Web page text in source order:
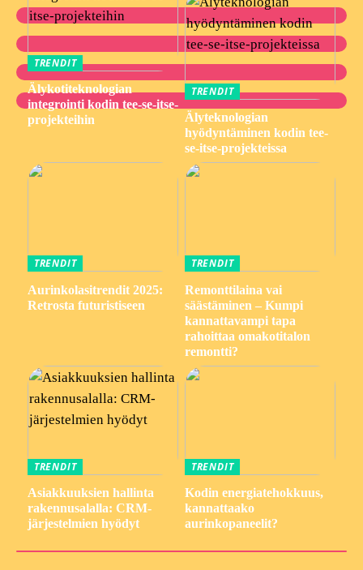
TRENDIT
Älykotiteknologian
integrointi kodin tee-se-itse-
projekteihin
TRENDIT
Älyteknologian
hyödyntäminen kodin tee-
se-itse-projekteissa
TRENDIT
Aurinkolasitrendit 2025:
Retrosta futuristiseen
TRENDIT
Remonttilaina vai
säästäminen – Kumpi
kannattavampi tapa
rahoittaa omakotitalon
remontti?
TRENDIT
Asiakkuuksien hallinta
rakennusalalla: CRM-
järjestelmien hyödyt
TRENDIT
Kodin energiatehokkuus,
kannattaako
aurinkopaneelit?